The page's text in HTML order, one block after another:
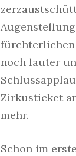
fürchterlichen
noch lauter
Zirkusticket
mehr.
Schon im